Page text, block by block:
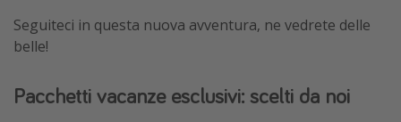
Seguiteci in questa nuova avventura, ne vedrete delle
belle!
Pacchetti vacanze esclusivi: scelti da noi